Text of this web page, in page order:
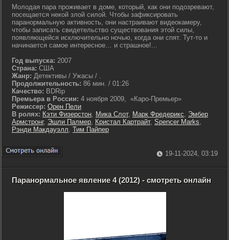
Молодая пара проживает в доме, который, как они подозревают,
посещается некой злой силой. Чтобы зафиксировать
паранормальную активность, они настраивают видеокамеру,
чтобы записать свидетельство существования этой силы,
появляющейся исключительно ночью, когда они спят. Тут-то и
начинается самое интересное… и страшное!...
Год выпуска: 2007
Страна: США
Жанр: Детективы / Ужасы / .
Продолжительность: 86 мин. / 01:26
Качество: BDRip
Премьера в России: 4 ноября 2009, «Каро-Премьер»
Режиссер: Орен Пели
В ролях: Кэти Физерстон, Мика Слот, Марк Фредерикс, Эмбер
Армстронг, Эшли Палмер, Кристал Картрайт, Spencer Marks,
Рэнди Макдауэлл, Тим Пайпер
19-11-2024, 03:19
Паранормальное явление 4 (2012) - смотреть онлайн